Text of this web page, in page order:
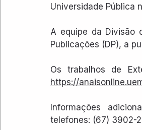
Universidade Pública
A equipe da Divisão
Publicações (DP), a
https://
Informações
telefones: (67) 3902-